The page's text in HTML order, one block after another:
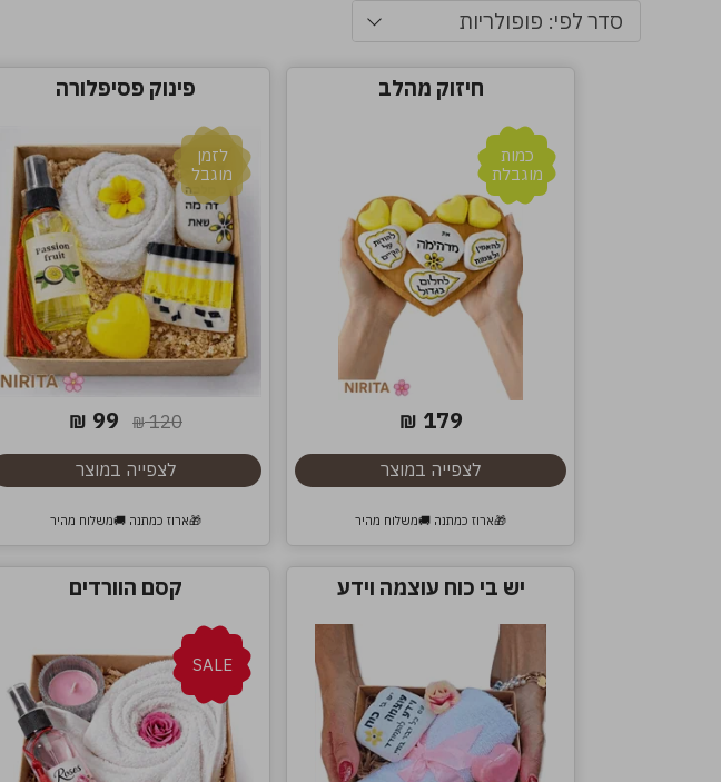
סדר לפי: פופולריות
חיזוק מהלב
כמות
מוגבלת
179
₪
לצפייה במוצר
🎁ארוז כמתנה 🚚משלוח מהיר
פינוק פסיפלורה
לזמן
מוגבל
120
₪
99
₪
לצפייה במוצר
🎁ארוז כמתנה 🚚משלוח מהיר
יש בי כוח עוצמה וידע קסם הוורדים
SALE